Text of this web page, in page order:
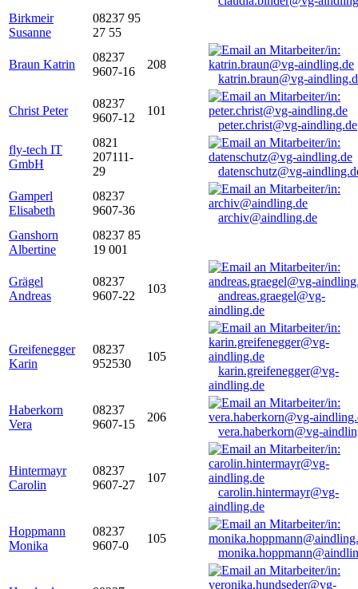
Birkmeir
Susanne
08237 95
27 55
Braun Katrin
08237
9607-16
208
katrin.braun@vg-
Christ Peter
08237
9607-12
101
peter.christ@vg-aindling.de
fly-tech IT
GmbH
0821
207111-
29
datenschutz@vg-
Gamperl
Elisabeth
08237
9607-36
archiv@aindling.de
Ganshorn
Albertine
08237 85
19 001
Grägel
Andreas
08237
9607-22
103
andreas.graegel@vg-
aindling.de
Greifenegger
Karin
08237
952530
105
karin.greifenegger@vg-
aindling.de
Haberkorn
Vera
08237
9607-15
206
vera.haberkorn@vg-
Hintermayr
Carolin
08237
9607-27
107
carolin.hintermayr@vg-
aindling.de
Hoppmann
Monika
08237
9607-0
105